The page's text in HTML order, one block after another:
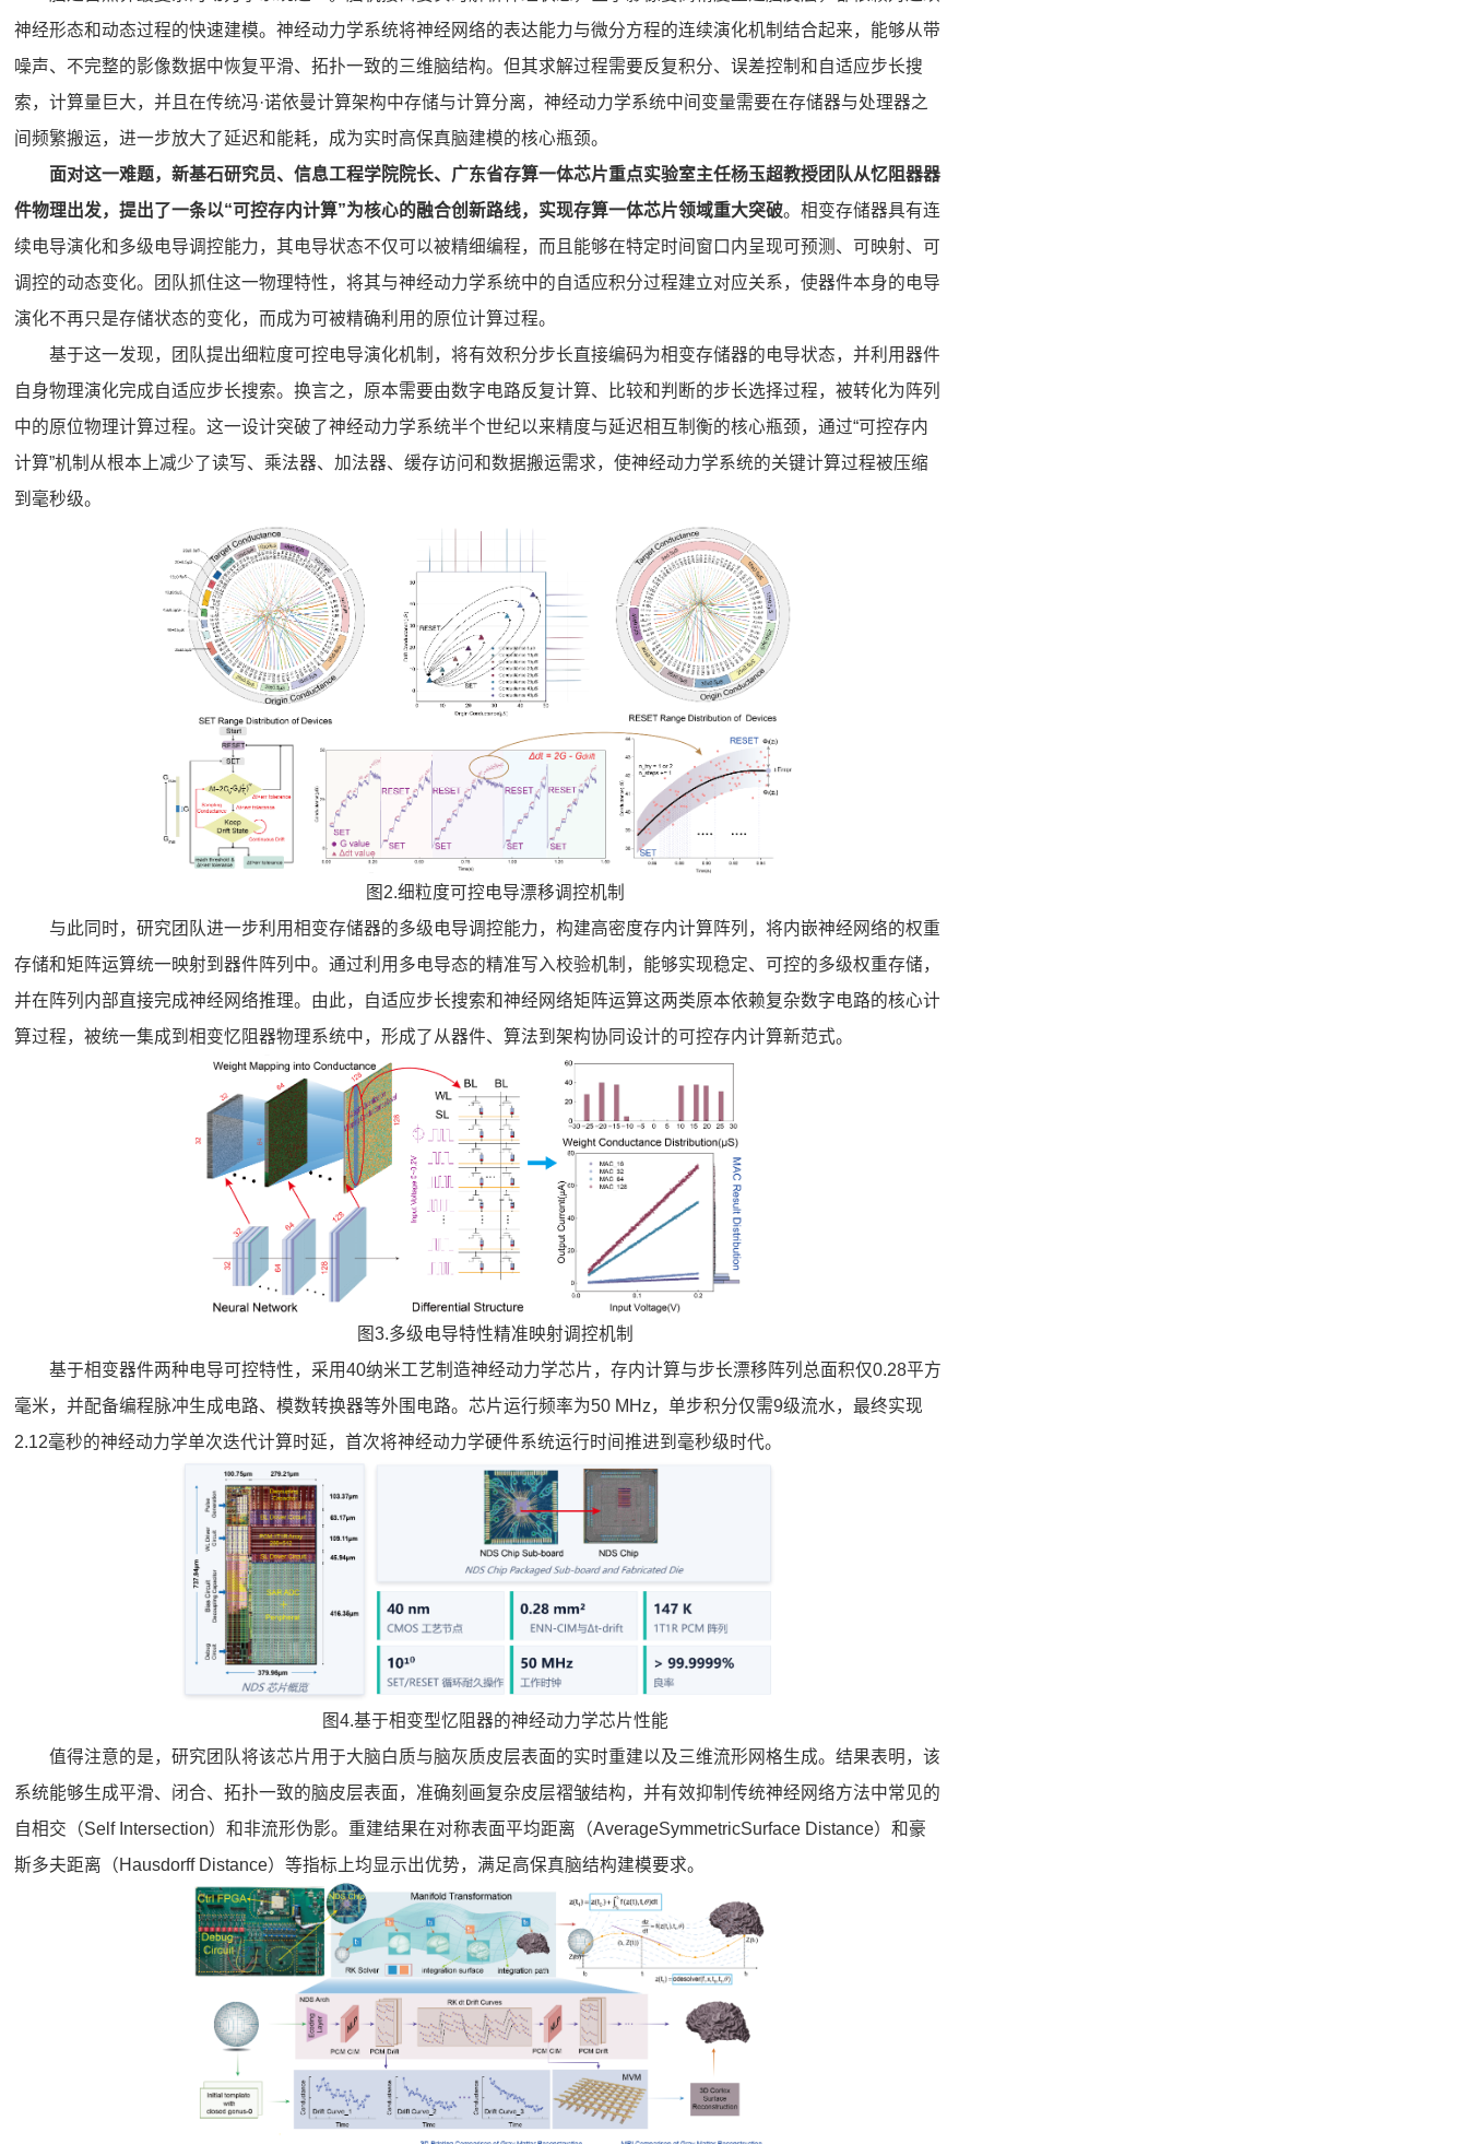
神经形态和动态过程的快速建模。神经动力学系统将神经网络的表达能力与微分方程的连续演化机制结合起来，能够从带
噪声、不完整的影像数据中恢复平滑、拓扑一致的三维脑结构。但其求解过程需要反复积分、误差控制和自适应步长搜
索，计算量巨大，并且在传统冯·诺依曼计算架构中存储与计算分离，神经动力学系统中间变量需要在存储器与处理器之
间频繁搬运，进一步放大了延迟和能耗，成为实时高保真脑建模的核心瓶颈。
面对这一难题，新基石研究员、信息工程学院院长、广东省存算一体芯片重点实验室主任杨玉超教授团队从忆阻器器
件物理出发，提出了一条以“可控存内计算”为核心的融合创新路线，实现存算一体芯片领域重大突破。相变存储器具有连
续电导演化和多级电导调控能力，其电导状态不仅可以被精细编程，而且能够在特定时间窗口内呈现可预测、可映射、可
调控的动态变化。团队抓住这一物理特性，将其与神经动力学系统中的自适应积分过程建立对应关系，使器件本身的电导
演化不再只是存储状态的变化，而成为可被精确利用的原位计算过程。
基于这一发现，团队提出细粒度可控电导演化机制，将有效积分步长直接编码为相变存储器的电导状态，并利用器件
自身物理演化完成自适应步长搜索。换言之，原本需要由数字电路反复计算、比较和判断的步长选择过程，被转化为阵列
中的原位物理计算过程。这一设计突破了神经动力学系统半个世纪以来精度与延迟相互制衡的核心瓶颈，通过“可控存内
计算”机制从根本上减少了读写、乘法器、加法器、缓存访问和数据搬运需求，使神经动力学系统的关键计算过程被压缩
到毫秒级。
图2.细粒度可控电导漂移调控机制
与此同时，研究团队进一步利用相变存储器的多级电导调控能力，构建高密度存内计算阵列，将内嵌神经网络的权重
存储和矩阵运算统一映射到器件阵列中。通过利用多电导态的精准写入校验机制，能够实现稳定、可控的多级权重存储，
并在阵列内部直接完成神经网络推理。由此，自适应步长搜索和神经网络矩阵运算这两类原本依赖复杂数字电路的核心计
算过程，被统一集成到相变忆阻器物理系统中，形成了从器件、算法到架构协同设计的可控存内计算新范式。
图3.多级电导特性精准映射调控机制
基于相变器件两种电导可控特性，采用40纳米工艺制造神经动力学芯片，存内计算与步长漂移阵列总面积仅0.28平方
毫米，并配备编程脉冲生成电路、模数转换器等外围电路。芯片运行频率为50 MHz，单步积分仅需9级流水，最终实现
2.12毫秒的神经动力学单次迭代计算时延，首次将神经动力学硬件系统运行时间推进到毫秒级时代。
图4.基于相变型忆阻器的神经动力学芯片性能
值得注意的是，研究团队将该芯片用于大脑白质与脑灰质皮层表面的实时重建以及三维流形网格生成。结果表明，该
系统能够生成平滑、闭合、拓扑一致的脑皮层表面，准确刻画复杂皮层褶皱结构，并有效抑制传统神经网络方法中常见的
自相交（Self Intersection）和非流形伪影。重建结果在对称表面平均距离（AverageSymmetricSurface Distance）和豪
斯多夫距离（Hausdorff Distance）等指标上均显示出优势，满足高保真脑结构建模要求。